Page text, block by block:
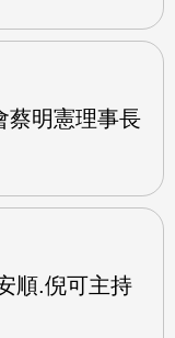
蔡明憲理事長
順.倪可主持